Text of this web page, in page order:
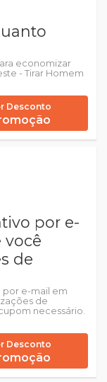
economizar
- Tirar Homem
Desconto
por e-
você
de
por e-mail em
de
necessário.
Desconto